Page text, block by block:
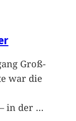
Groß-
war die
in der …